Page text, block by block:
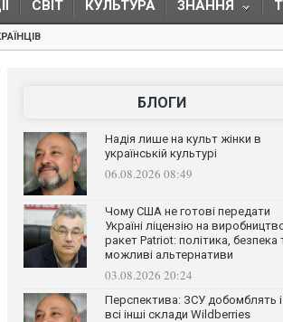
СВІТ КУЛЬТУРА ЗНАННЯ
БЛОГИ
Надія лише на культ жінки в
українській культурі
06.08.2026 08:49
Чому США не готові передати
Україні ліцензію на
ракет Patriot: політика, безпека
можливі альтернативи
03.08.2026 20:24
Перспектива: ЗСУ добомблять і
всі інші склади Wildberries